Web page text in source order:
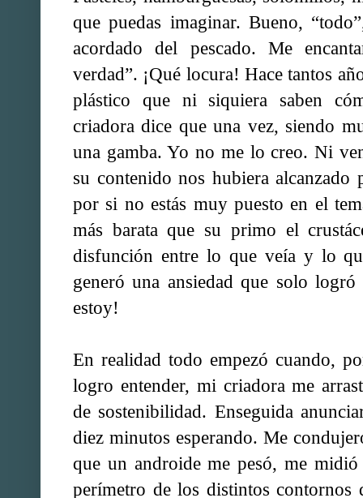
que puedas imaginar. Bueno,
acordado del pescado. Me
verdad”. ¡Qué locura! Hace tantos
plástico que ni siquiera saben
criadora dice que una vez, siendo
una gamba. Yo no me lo creo. Ni
su contenido nos hubiera alcanzado
por si no estás muy puesto en el
más barata que su primo el
disfunción entre lo que veía y lo
generó una ansiedad que solo
estoy!
En realidad todo empezó cuando,
logro entender, mi criadora me
de sostenibilidad. Enseguida
diez minutos esperando. Me
que un androide me pesó, me
perímetro de los distintos